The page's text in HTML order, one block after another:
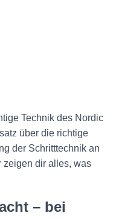
Technik des Nordic
über die richtige
der Schritttechnik an
zeigen dir alles, was
– bei